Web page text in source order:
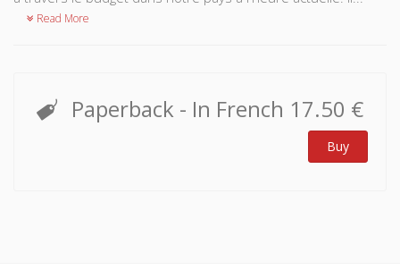
Read More
Paperback - In French 17.50 €
Buy